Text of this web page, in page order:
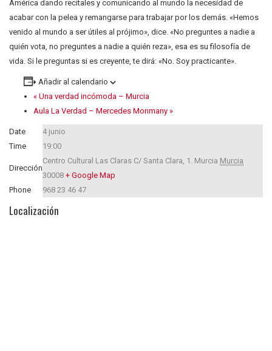
América dando recitales y comunicando al mundo la necesidad de
acabar con la pelea y remangarse para trabajar por los demás. «Hemos
venido al mundo a ser útiles al prójimo», dice. «No preguntes a nadie a
quién vota, no preguntes a nadie a quién reza», esa es su filosofía de
vida. Si le preguntas si es creyente, te dirá: «No. Soy practicante».
Añadir al calendario
« Una verdad incómoda – Murcia
Aula La Verdad – Mercedes Monmany »
Date
4 junio
Time
19:00
Dirección
Centro Cultural Las Claras C/ Santa Clara, 1. Murcia Murcia
30008 + Google Map
Phone
968 23 46 47
Localización